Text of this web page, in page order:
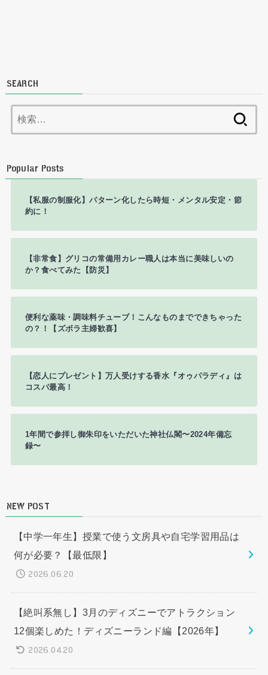
SEARCH
索:
Popular Posts
【私服の制服化】パターン化したら時短・メンタル安定・節
約に！
【非常食】グリコの常備用カレー職人は本当に美味しいの
か？食べてみた【防災】
便利な薬味・調味料チューブ！こんなものまでできちゃった
の？！【ズボラ主婦歓喜】
【恋人にプレゼント】万人受けする香水『オゥパラディ』は
コスパ最高！
1年間で参拝し御朱印をいただいた神社仏閣〜2024年備忘
録〜
NEW POST
【中学一年生】授業で使う文房具や自宅学習用品は
何が必要？【最低限】
2026.06.20
【絶叫系無し】3月のディズニーでアトラクション
12個楽しめた！ディズニーランド編【2026年】
2026.04.20